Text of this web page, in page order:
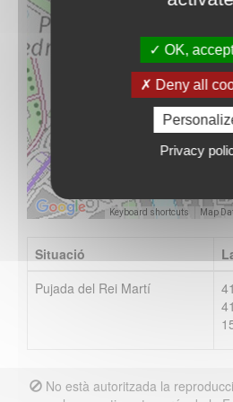
Vés-hi
Keyboard shortcuts Map
Situació
Pujada del Rei Martí
No està autoritzada la
OK, accept
Deny all
Privacy